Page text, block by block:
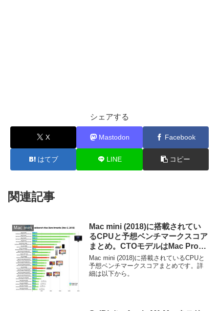
シェアする
X Mastodon Facebook
はてブ LINE コピー
関連記事
Mac mini
Mac mini (2018)に搭載されてい
るCPUと予想ベンチマークスコア
まとめ。CTOモデルはMac Pro
(Late 2013)並に？
Mac mini (2018)に搭載されているCPUと
予想ベンチマークスコアまとめです。詳
細は以下から。